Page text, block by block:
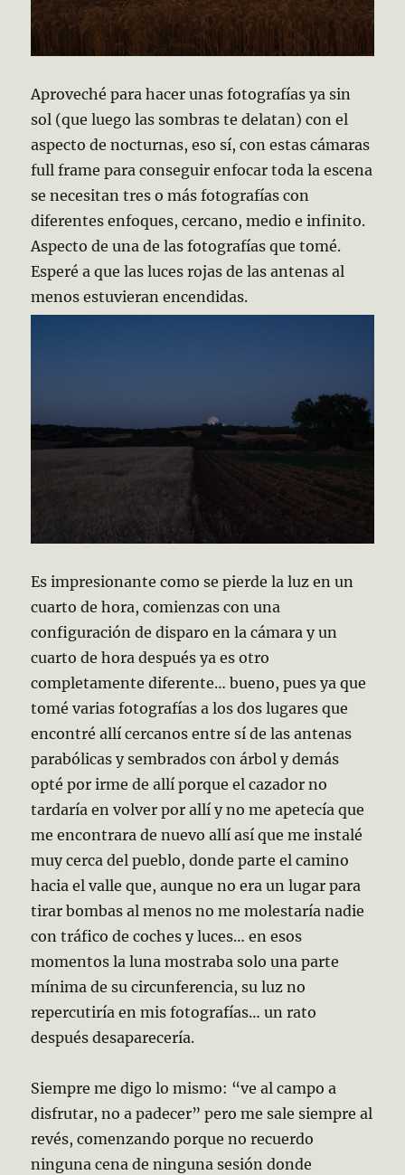
Aproveché para hacer unas fotografías ya sin
sol (que luego las sombras te delatan) con el
aspecto de nocturnas, eso sí, con estas cámaras
full frame para conseguir enfocar toda la escena
se necesitan tres o más fotografías con
diferentes enfoques, cercano, medio e infinito.
Aspecto de una de las fotografías que tomé.
Esperé a que las luces rojas de las antenas al
menos estuvieran encendidas.
Es impresionante como se pierde la luz en un
cuarto de hora, comienzas con una
configuración de disparo en la cámara y un
cuarto de hora después ya es otro
completamente diferente… bueno, pues ya que
tomé varias fotografías a los dos lugares que
encontré allí cercanos entre sí de las antenas
parabólicas y sembrados con árbol y demás
opté por irme de allí porque el cazador no
tardaría en volver por allí y no me apetecía que
me encontrara de nuevo allí así que me instalé
muy cerca del pueblo, donde parte el camino
hacia el valle que, aunque no era un lugar para
tirar bombas al menos no me molestaría nadie
con tráfico de coches y luces… en esos
momentos la luna mostraba solo una parte
mínima de su circunferencia, su luz no
repercutiría en mis fotografías… un rato
después desaparecería.
Siempre me digo lo mismo: “ve al campo a
disfrutar, no a padecer” pero me sale siempre al
revés, comenzando porque no recuerdo
ninguna cena de ninguna sesión donde